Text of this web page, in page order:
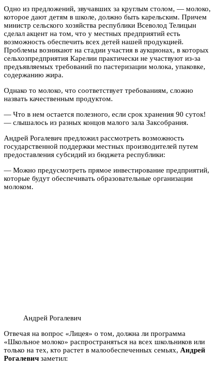
Одно из предложений, звучавших за круглым столом, — молоко,
которое дают детям в школе, должно быть карельским. Причем
министр сельского хозяйства республики Всеволод Телицын
сделал акцент на том, что у местных предприятий есть
возможность обеспечить всех детей нашей продукцией.
Проблемы возникают на стадии участия в аукционах, в которых
сельхозпредприятия Карелии практически не участвуют из-за
предъявляемых требований по пастеризации молока, упаковке,
содержанию жира.
Однако то молоко, что соответствует требованиям, сложно
назвать качественным продуктом.
— Что в нем остается полезного, если срок хранения 90 суток!
— слышалось из разных концов малого зала Заксобрания.
Андрей Рогалевич предложил рассмотреть возможность
государственной поддержки местных производителей путем
предоставления субсидий из бюджета республики:
— Можно предусмотреть прямое инвестирование предприятий,
которые будут обеспечивать образовательные организации
молоком.
Андрей Рогалевич
Отвечая на вопрос «Лицея» о том, должна ли программа
«Школьное молоко» распространяться на всех школьников или
только на тех, кто растет в малообеспеченных семьях, Андрей
Рогалевич заметил: